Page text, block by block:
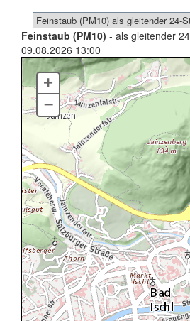
Feinstaub (PM10) - als gleitender
09.08.2026 13:00
+
–